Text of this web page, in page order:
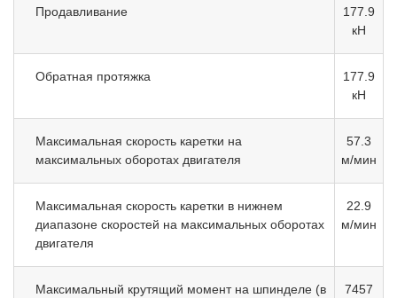
Продавливание
177.9
кН
Обратная протяжка
177.9
кН
Максимальная скорость каретки на
максимальных оборотах двигателя
57.3
м/мин
Максимальная скорость каретки в нижнем
диапазоне скоростей на максимальных оборотах
двигателя
22.9
м/мин
Максимальный крутящий момент на шпинделе (в
7457